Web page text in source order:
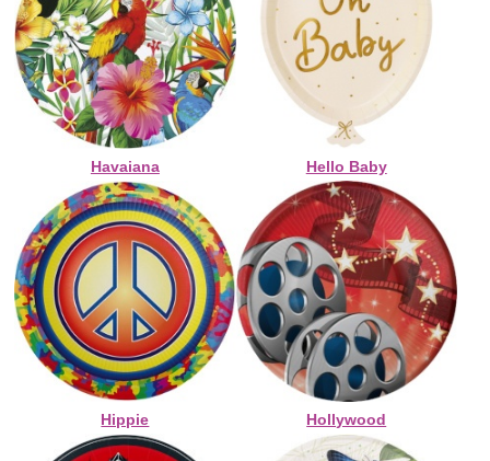
Havaiana Hello Baby
Hippie Hollywood